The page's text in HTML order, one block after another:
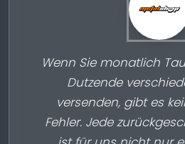
Wenn Sie monatlich
Dutzende
versenden, gibt es
Fehler. Jede